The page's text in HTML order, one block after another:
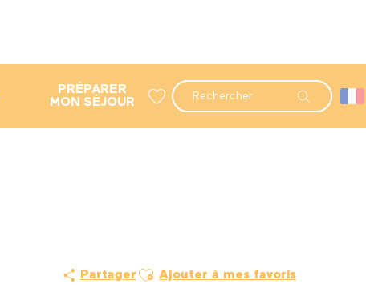
Recherche
PRÉPARER
MON SÉJOUR
Partager Ajouter aux favoris
Ajouter à mes favoris